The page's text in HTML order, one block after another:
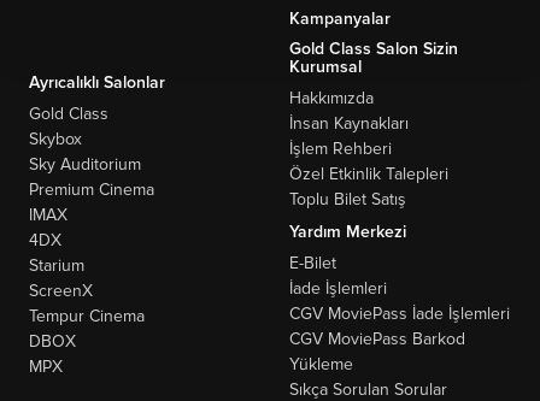
Kampanyalar
Gold Class Salon Sizin
Ayrıcalıklı Salonlar
Gold Class
Skybox
Sky Auditorium
Premium Cinema
IMAX
4DX
Starium
ScreenX
Tempur Cinema
DBOX
MPX
Kurumsal
Hakkımızda
İnsan Kaynakları
İşlem Rehberi
Özel Etkinlik Talepleri
Toplu Bilet Satış
Yardım Merkezi
E-Bilet
İade İşlemleri
CGV MoviePass İade İşlemleri
CGV MoviePass Barkod
Yükleme
Sıkça Sorulan Sorular